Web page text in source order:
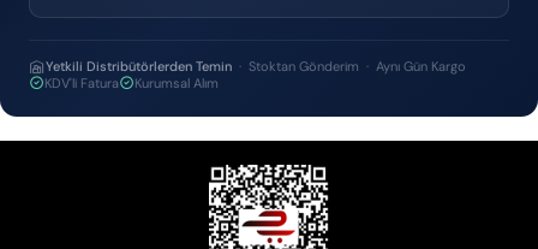
Yetkili Distribütörlerden Temin · Stoktan Gönderim · Aynı Gün Kargo
KDV'li Fatura
Kurumsal Alım